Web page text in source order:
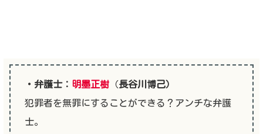
・弁護士： 明墨正樹 （長谷川博己）
犯罪者を無罪にすることができる？アンチな弁護
士。